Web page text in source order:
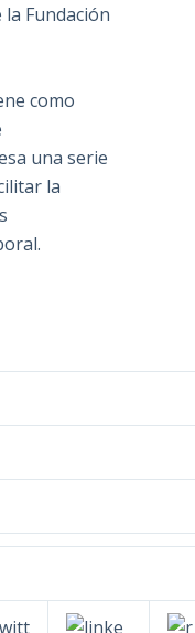
Fundación
como
una serie
la